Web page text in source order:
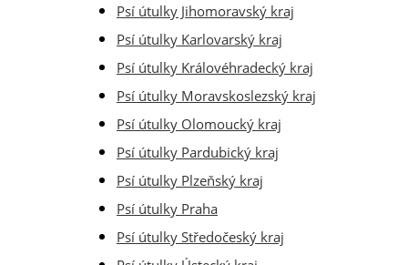
Psí útulky Jihomoravský kraj
Psí útulky Karlovarský kraj
Psí útulky Královéhradecký kraj
Psí útulky Moravskoslezský kraj
Psí útulky Olomoucký kraj
Psí útulky Pardubický kraj
Psí útulky Plzeňský kraj
Psí útulky Praha
Psí útulky Středočeský kraj